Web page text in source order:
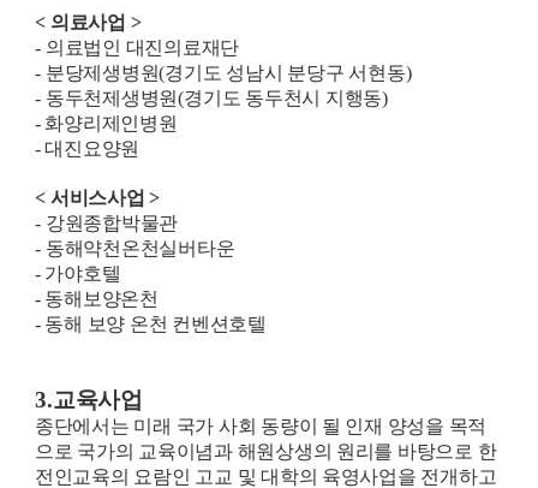
< 의료사업 >
- 의료법인 대진의료재단
- 분당제생병원(경기도 성남시 분당구 서현동)
- 동두천제생병원(경기도 동두천시 지행동)
- 화양리제인병원
- 대진요양원
< 서비스사업>
- 강원종합박물관
- 동해약천온천실버타운
- 가야호텔
- 동해보양온천
- 동해 보양 온천 컨벤션호텔
3.교육사업
종단에서는 미래 국가 사회 동량이 될 인재 양성을 목적
으로 국가의 교육이념과 해원상생의 원리를 바탕으로 한
전인교육의 요람인 고교 및 대학의 육영사업을 전개하고